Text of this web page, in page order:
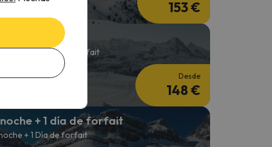
153 €
Esquí en Febrero
+ 2 Días de forfait
Desde
148 €
noche + 1 día de forfait
+ 1 Día de forfait